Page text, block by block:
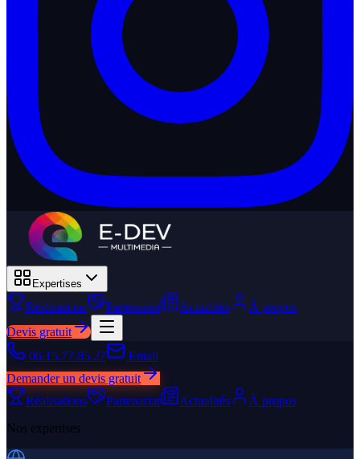
Expertises
Réalisations Partenariat Actualités
À propos
Devis gratuit
06.15.77.85.27
Email
Demander un devis gratuit
Réalisations
Partenariat Actualités
À propos
Nos expertises